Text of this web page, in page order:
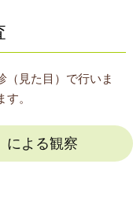
（見た目）で行いま
。
による観察